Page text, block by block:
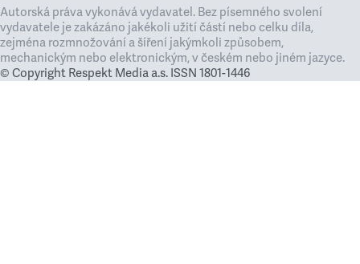
Autorská práva vykonává vydavatel. Bez písemného svolení
vydavatele je zakázáno jakékoli užití částí nebo celku díla,
zejména rozmnožování a šíření jakýmkoli způsobem,
mechanickým nebo elektronickým, v českém nebo jiném jazyce.
© Copyright Respekt Media a.s. ISSN 1801-1446